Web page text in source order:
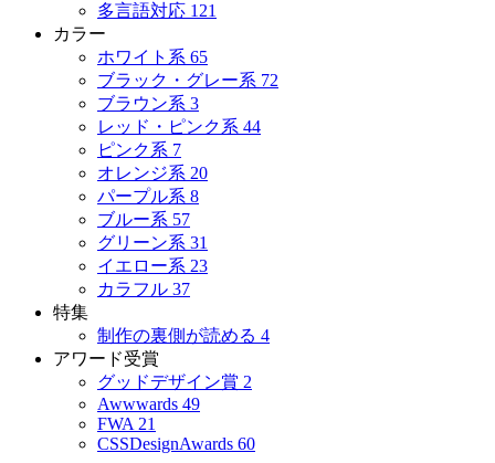
多言語対応 121
カラー
ホワイト系 65
ブラック・グレー系 72
ブラウン系 3
レッド・ピンク系 44
ピンク系 7
オレンジ系 20
パープル系 8
ブルー系 57
グリーン系 31
イエロー系 23
カラフル 37
特集
制作の裏側が読める 4
アワード受賞
グッドデザイン賞 2
Awwwards 49
FWA 21
CSSDesignAwards 60